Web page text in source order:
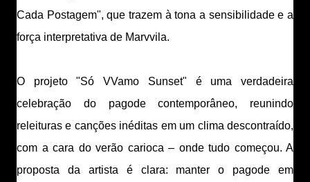
Cada Postagem", que trazem à tona a sensibilidade e a
força interpretativa de Marvvila.
O projeto "Só VVamo Sunset" é uma verdadeira
celebração do pagode contemporâneo, reunindo
releituras e canções inéditas em um clima descontraído,
com a cara do verão carioca – onde tudo começou. A
proposta da artista é clara: manter o pagode em